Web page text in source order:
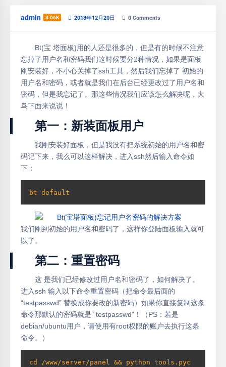
admin 3.06K 2018年12月20日 0 Comments
Bt(宝 塔面板)用的人还是很多的，但是有的时候不注意
忘掉了用户名和密码我们这时候要分2种情况，如果是面板
刚安装好，不小心关掉了ssh工具，然后我们忘掉了 初始的
用户名和密码，或者就是我们在后台已经更改过了用户名和
密码，但是我忘记了。那这些情况我们应该怎么解决呢，大
鸟下面来说说！
第一：新装面板用户
我刚安装好面板，但是我没有把系统初始的用户名和密
码记下来，我么可以这样解决，进入ssh然后输入命令如
下：
bt default
我们刚到初始的用户名和密码了，这样你登陆面板输入就可
以了。
第二：重置密码
这 是我们已经修改过用户名和密码了，如何解决了。
进入ssh 输入以下命令重置密码（把命令最后面的
“testpasswd” 替换成你要改的新密码）如果你直接复制这条
命令那默认的密码就是 “testpasswd”！（PS：若是
debian/ubuntu用户，请使用有root权限的账户去执行这条
命令。）
cd /www/server/panel && python tools.pyc